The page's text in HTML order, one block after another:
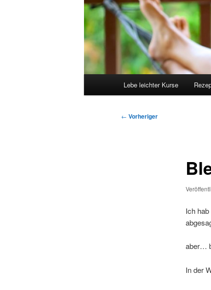
Lebe leichter Kurse
Beitragsnavigation
← Vorheriger
Ich
aber…
In der